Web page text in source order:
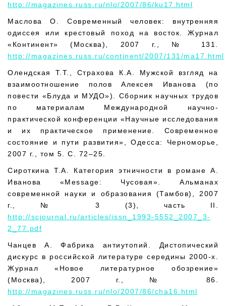
http://magazines.russ.ru/nlo/2007/86/ku17.html
Маслова О. Современный человек: внутренняя
одиссея или крестовый поход на восток. Журнал
«Континент» (Москва), 2007 г., № 131.
http://magazines.russ.ru/continent/2007/131/ma17.html
Олендская Т.Т., Страхова К.А. Мужской взгляд на
взаимоотношение полов Алексея Иванова (по
повести «Блуда и МУДО»). Сборник научных трудов
по материалам Международной научно-
практической конференции «Научные исследования
и их практическое применение. Современное
состояние и пути развития», Одесса: Черноморье,
2007 г., том 5. С. 72–25.
Сироткина Т.А. Категория этничности в романе А.
Иванова «Message: Чусовая». Альманах
современной науки и образования (Тамбов), 2007
г., № 3 (3), часть II.
http://scjournal.ru/articles/issn_1993-5552_2007_3-
2_77.pdf
Чанцев А. Фабрика антиутопий. Дистопический
дискурс в российской литературе середины 2000-х.
Журнал «Новое литературное обозрение»
(Москва), 2007 г., № 86.
http://magazines.russ.ru/nlo/2007/86/cha16.html